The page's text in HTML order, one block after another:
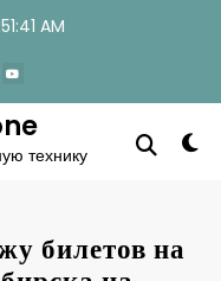
AM
технику
билетов на